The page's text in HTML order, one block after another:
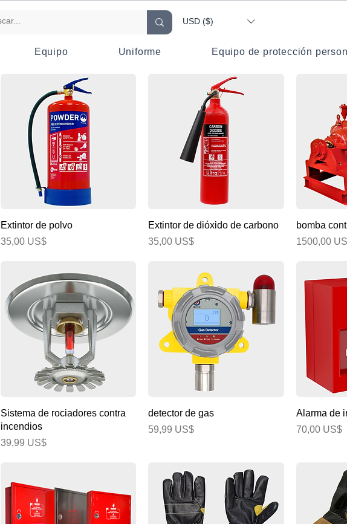
USD ($)
Equipo Uniforme Equipo de protección
Vista rápida
Extintor de polvo
Precio
35,00 US$
Vista rápida
Extintor de dióxido de carbono
Precio
35,00 US$
bomba
Precio
1500,00
Vista rápida
Sistema de rociadores contra
incendios
Precio
39,99 US$
Vista rápida
detector de gas
Precio
59,99 US$
Alarma de
Precio
70,00 US$